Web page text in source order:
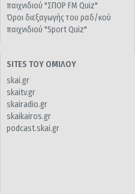
παιχνιδιού "ΣΠΟΡ FM Quiz"
Όροι διεξαγωγής του ραδ/κού
παιχνιδιού "Sport Quiz"
SITES ΤΟΥ ΟΜΙΛΟΥ
skai.gr
skaitv.gr
skairadio.gr
skaikairos.gr
podcast.skai.gr